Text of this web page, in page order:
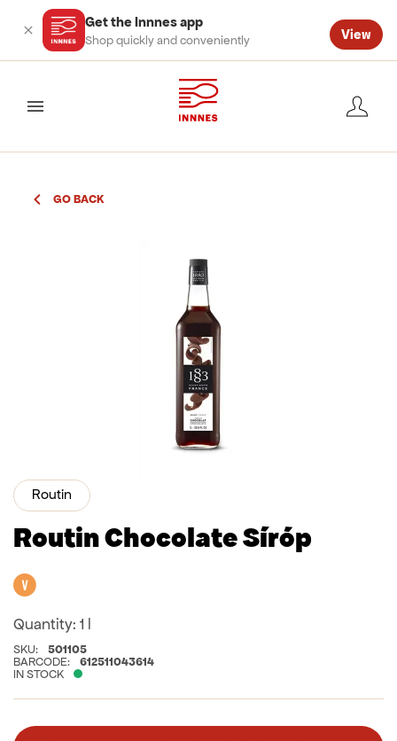
Get the Innnes app
Shop quickly and conveniently View
valmynd
GO BACK
Routin
Routin Chocolate Síróp
Quantity: 1 l
SKU:
501105
BARCODE:
612511043614
IN STOCK